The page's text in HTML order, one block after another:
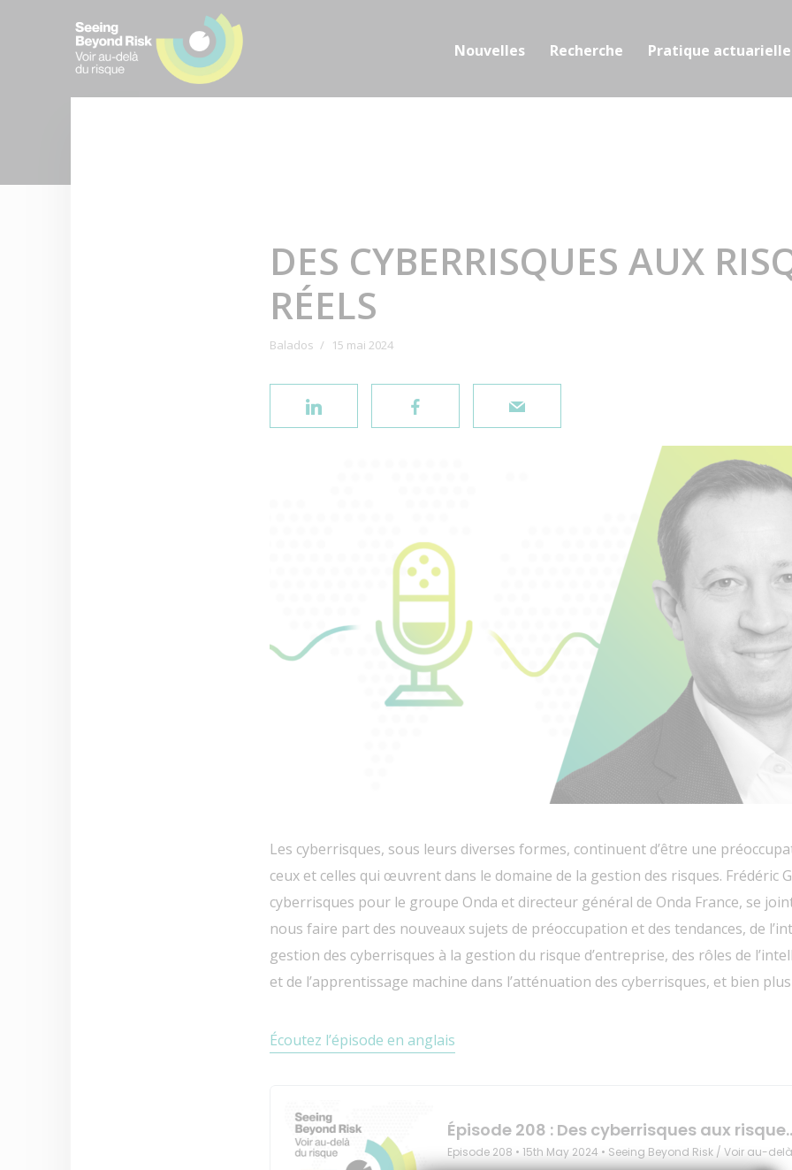
Nouvelles Recherche Pratique actuarielle
DES CYBERRISQUES AUX
RÉELS
Balados 15 mai 2024
Les cyberrisques, sous leurs diverses formes, continuent d’être une
ceux et celles qui œuvrent dans le domaine de la gestion des risques. Frédéric
cyberrisques pour le groupe Onda et directeur général de Onda France, se
nous faire part des nouveaux sujets de préoccupation et des tendances, de
gestion des cyberrisques à la gestion du risque d’entreprise, des rôles de
et de l’apprentissage machine dans l’atténuation des cyberrisques, et bien
Écoutez l’épisode en anglais